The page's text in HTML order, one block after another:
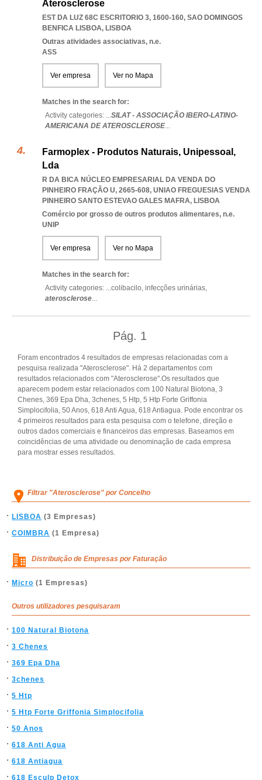
Aterosclerose
EST DA LUZ 68C ESCRITORIO 3, 1600-160, SAO DOMINGOS
BENFICA LISBOA, LISBOA
Outras atividades associativas, n.e.
ASS
Ver empresa Ver no Mapa
Matches in the search for:
Activity categories: ...SILAT - ASSOCIAÇÃO IBERO-LATINO-
AMERICANA DE ATEROSCLEROSE...
Farmoplex - Produtos Naturais, Unipessoal,
Lda
R DA BICA NÚCLEO EMPRESARIAL DA VENDA DO
PINHEIRO FRAÇÃO U, 2665-608, UNIAO FREGUESIAS VENDA
PINHEIRO SANTO ESTEVAO GALES MAFRA, LISBOA
Comércio por grosso de outros produtos alimentares, n.e.
UNIP
Ver empresa Ver no Mapa
Matches in the search for:
Activity categories: ...colibacilo, infecções urinárias,
aterosclerose...
Pág. 1
Foram encontrados 4 resultados de empresas relacionadas com a
pesquisa realizada "Aterosclerose". Há 2 departamentos com
resultados relacionados com "Aterosclerose".Os resultados que
aparecem podem estar relacionados com 100 Natural Biotona, 3
Chenes, 369 Epa Dha, 3chenes, 5 Htp, 5 Htp Forte Griffonia
Simplocifolia, 50 Anos, 618 Anti Agua, 618 Antiagua. Pode encontrar os
4 primeiros resultados para esta pesquisa com o telefone, direção e
outros dados comerciais e financeiros das empresas. Baseamos em
coincidências de uma atividade ou denominação de cada empresa
para mostrar esses resultados.
Filtrar "Aterosclerose" por Concelho
LISBOA (3 Empresas)
COIMBRA (1 Empresa)
Distribuição de Empresas por Faturação
Micro (1 Empresas)
Outros utilizadores pesquisaram
100 Natural Biotona
3 Chenes
369 Epa Dha
3chenes
5 Htp
5 Htp Forte Griffonia Simplocifolia
50 Anos
618 Anti Agua
618 Antiagua
618 Esculp Detox